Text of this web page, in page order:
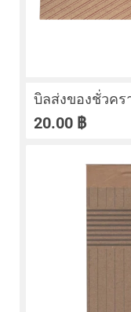
บิลส่งของชั่วคร
20.00 ฿